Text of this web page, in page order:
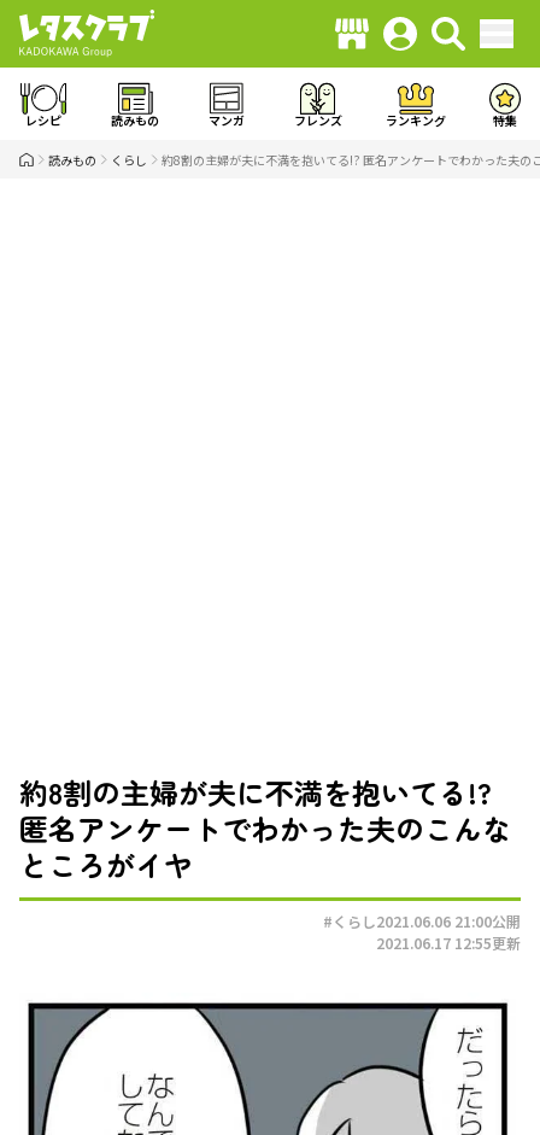
レシピ 読みもの マンガ フレンズ ランキング 特集
読みもの くらし 約8割の主婦が夫に不満を抱いてる!? 匿名アンケートでわかった夫の
約8割の主婦が夫に不満を抱いてる!?
匿名アンケートでわかった夫のこんな
ところがイヤ
#くらし2021.06.06 21:00公開
2021.06.17 12:55更新